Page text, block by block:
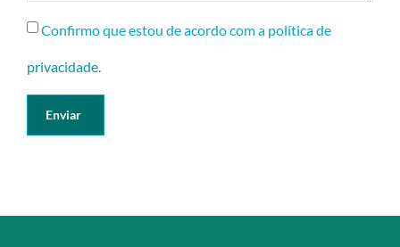
Confirmo que estou de acordo com a política de
privacidade.
Enviar